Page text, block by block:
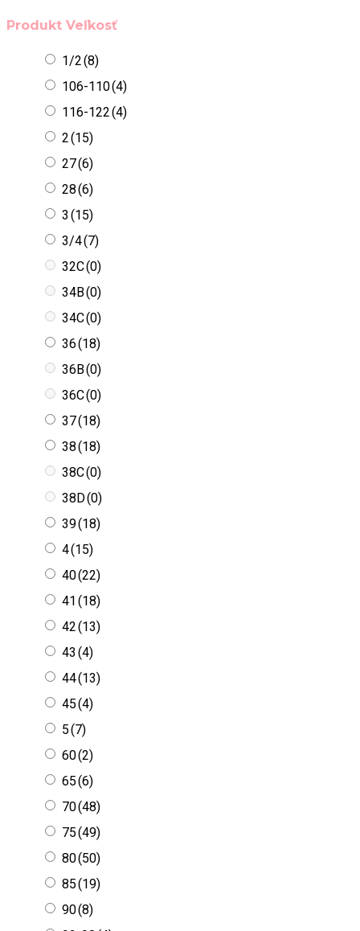
116-122
2 (15)
27 (6)
28(6)
3(15)
3/4(7)
32C(0)
34B(0)
34C(0)
36(18)
36B(0)
36C(0)
37(18)
38(18)
38C(0)
38D(0)
39(18)
4 (15)
40(22)
41(18)
42(13)
43 (4)
44(13)
45 (4)
5(7)
60(2)
65(6)
70(48)
75(49)
80(50)
85(19)
90(8)
92-98(4)
95(1)